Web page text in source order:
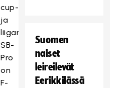
cup-
ja
liigamestari
SB-
Pro
on
F-
Suomen
naiset
leireilevät
Eerikkilässä